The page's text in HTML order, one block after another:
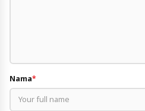
Nama*